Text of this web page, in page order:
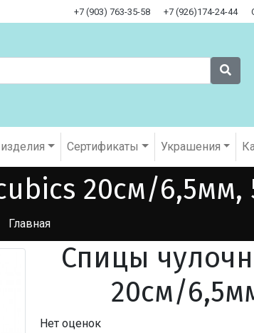
+7 (903) 763-35-58 +7 (926)174-24-44
Cертификаты Украшения
20см/6,5мм,
Главная
Спицы
20см/
Нет оценок